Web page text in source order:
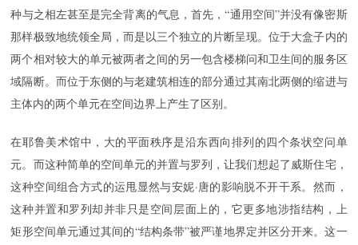
种与之相左甚至是完全背离的气息，首先，“通用空间”并没有像密斯
那样极致地统领全局，而是以三个独立的片断呈现。位于大盒子内的
两个相对较大的单元被两者之间的另一包含楼梯问和卫生间的服务区
域隔断。而位于东侧的与老建筑相连的部分通过其南北两侧的缩进与
主体内的两个单元在空间边界上产生了区别。
在耶鲁美术馆中，大的平面秩序是沿东西向排列的四个条状空问单
元。而这种简单的空间单元的并置与罗列，让我们想起了威斯住宅，
这种空间组合方式的运甩显然与安妮·唐的影响脱不开干系。然而，
这种并置和罗列却并非只是空间层面上的，它更多地涉指结构，上
矩形空间单元通过其间的“结构条带”被严谨地界定并区分开来。这一